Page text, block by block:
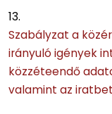
13.
Szabályzat a
irányuló igények
közzéteendő
valamint az